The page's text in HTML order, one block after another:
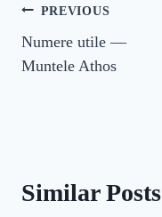
Navigare
în
PREVIOUS
Numere utile —
Muntele Athos
Similar Posts